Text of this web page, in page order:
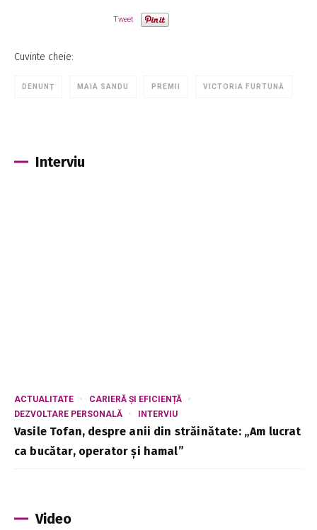
Tweet
Cuvinte cheie:
DENUNȚ MAIA SANDU PREMII VICTORIA FURTUNĂ
Interviu
ACTUALITATE
CARIERĂ ȘI EFICIENȚĂ
DEZVOLTARE PERSONALĂ
INTERVIU
Vasile Tofan, despre anii din străinătate: „Am lucrat
ca bucătar, operator și hamal”
Video